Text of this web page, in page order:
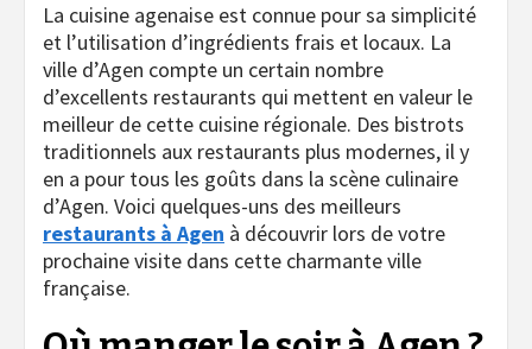
La cuisine agenaise est connue pour sa simplicité
et l’utilisation d’ingrédients frais et locaux. La
ville d’Agen compte un certain nombre
d’excellents restaurants qui mettent en valeur le
meilleur de cette cuisine régionale. Des bistrots
traditionnels aux restaurants plus modernes, il y
en a pour tous les goûts dans la scène culinaire
d’Agen. Voici quelques-uns des meilleurs
restaurants à Agen à découvrir lors de votre
prochaine visite dans cette charmante ville
française.